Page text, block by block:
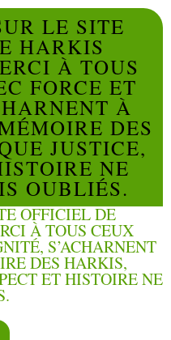
LE SITE
HARKIS
À TOUS
FORCE ET
À
DES
JUSTICE,
NE
OUBLIÉS.